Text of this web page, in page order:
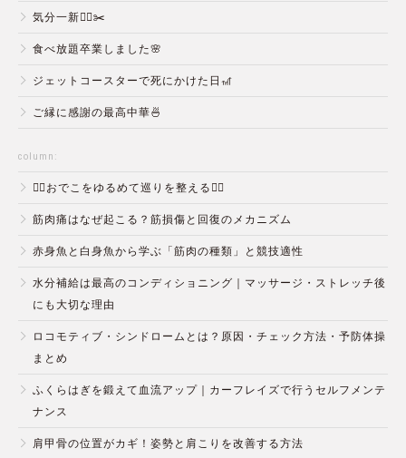
気分一新💇‍♂️✂️
食べ放題卒業しました🌸
ジェットコースターで死にかけた日🎢
ご縁に感謝の最高中華🍜
column:
💆‍♀️おでこをゆるめて巡りを整える💆‍♂️
筋肉痛はなぜ起こる？筋損傷と回復のメカニズム
赤身魚と白身魚から学ぶ「筋肉の種類」と競技適性
水分補給は最高のコンディショニング｜マッサージ・ストレッチ後
にも大切な理由
ロコモティブ・シンドロームとは？原因・チェック方法・予防体操
まとめ
ふくらはぎを鍛えて血流アップ｜カーフレイズで行うセルフメンテ
ナンス
肩甲骨の位置がカギ！姿勢と肩こりを改善する方法